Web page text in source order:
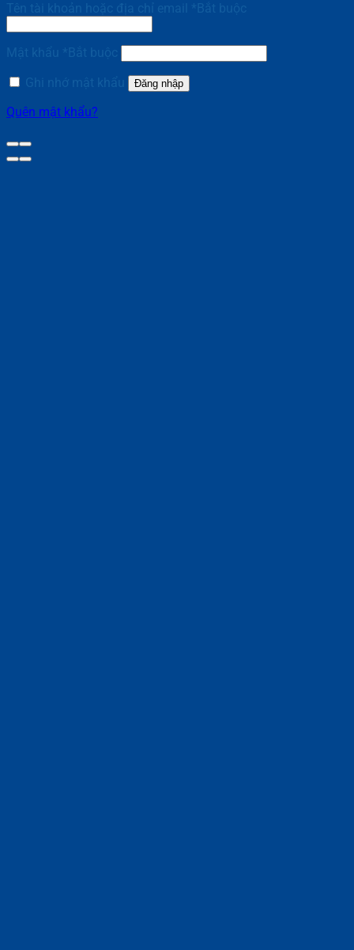
Tên tài khoản hoặc địa chỉ email Bắt buộc
Mật khẩu
Bắt buộc
Ghi nhớ mật khẩu
Đăng nhập
Quên mật khẩu?